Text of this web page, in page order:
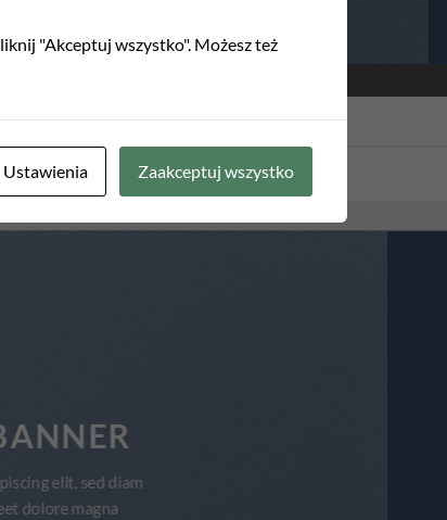
elit, sed diam
dolore magna
"Akceptuj wszystko". Możesz też
Ustawienia Zaakceptuj wszystko